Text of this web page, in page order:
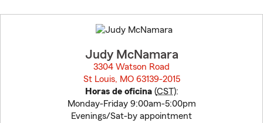
to
before
Judy McNamara
3304 Watson Road
St Louis, MO 63139-2015
Horas de oficina(CST):
Monday-Friday 9:00am-5:00pm
Evenings/Sat-by appointment